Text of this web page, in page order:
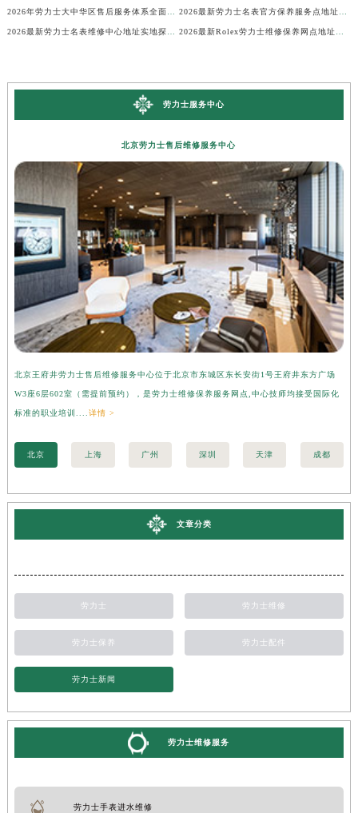
2026年劳力士大中华区售后服务体系全面升级公告（最新电话及地址） 2026最新劳力士名表官方保养服务点地址实地探访报告
2026最新劳力士名表维修中心地址实地探访报告 2026最新Rolex劳力士维修保养网点地址考察报告
劳力士服务中心
北京劳力士售后维修服务中心
北京王府井劳力士售后维修服务中心位于北京市东城区东长安街1号王府井东方广场
W3座6层602室（需提前预约），是劳力士维修保养服务网点,中心技师均接受国际化
标准的职业培训....详情 >
北京 上海 广州 深圳 天津 成都
文章分类
劳力士 劳力士维修
劳力士保养 劳力士配件
劳力士新闻
劳力士维修服务
劳力士手表进水维修